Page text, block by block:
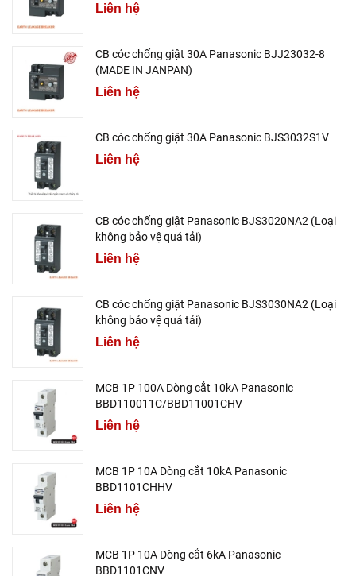
Liên hệ
CB cóc chống giật 30A Panasonic BJJ23032-8
(MADE IN JANPAN)
Liên hệ
CB cóc chống giật 30A Panasonic BJS3032S1V
Liên hệ
CB cóc chống giật Panasonic BJS3020NA2 (Loại
không bảo vệ quá tải)
Liên hệ
CB cóc chống giật Panasonic BJS3030NA2 (Loại
không bảo vệ quá tải)
Liên hệ
MCB 1P 100A Dòng cắt 10kA Panasonic
BBD110011C/BBD11001CHV
Liên hệ
MCB 1P 10A Dòng cắt 10kA Panasonic
BBD1101CHHV
Liên hệ
MCB 1P 10A Dòng cắt 6kA Panasonic
BBD1101CNV